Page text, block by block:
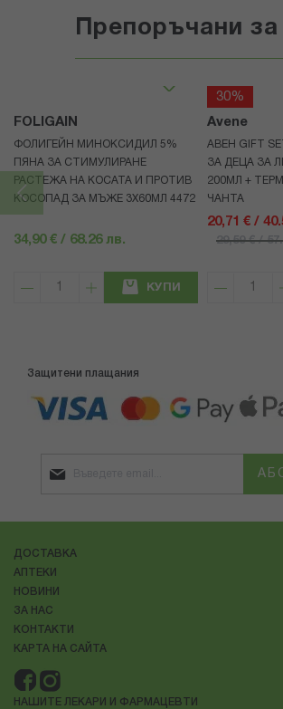
Препоръчани за
FOLIGAIN
ФОЛИГЕЙН МИНОКСИДИЛ 5%
ПЯНА ЗА СТИМУЛИРАНЕ
РАСТЕЖА НА КОСАТА И ПРОТИВ
КОСОПАД ЗА МЪЖЕ 3X60МЛ 4472
34,90 € / 68.26 лв.
КУПИ
30%
Avene
АВЕН GIFT
ЗА ДЕЦА ЗА
200МЛ +
ЧАНТА
20,71 € /
29,59 € /
Защитени плащания
ДОСТАВКА
АПТЕКИ
НОВИНИ
ЗА НАС
КОНТАКТИ
КАРТА НА САЙТА
НАШИТЕ ЛЕКАРИ И ФАРМАЦЕВТИ